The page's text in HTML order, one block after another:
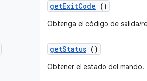
getExitCode ()
Obtenga el código de salida/
getStatus ()
Obtener el estado del mando.